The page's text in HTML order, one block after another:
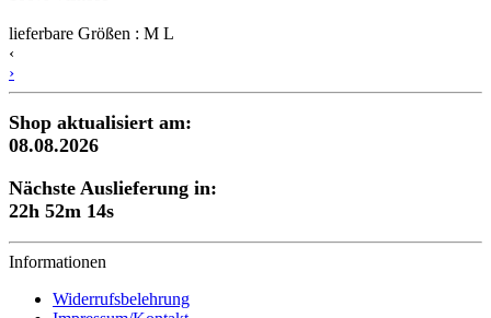
lieferbare Größen : M L
‹
›
Shop aktualisiert am:
08.08.2026
Nächste Auslieferung in:
22h 52m 13s
Informationen
Widerrufsbelehrung